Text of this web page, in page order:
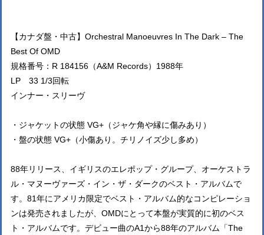
【カナダ盤・中古】Orchestral Manoeuvres In The Dark – The
Best Of OMD
規格番号：R 184156（A&M Records）1988年
LP 33 1/3回転
インナー・スリーヴ
・ジャケットの状態 VG+（ジャケ角や縁に傷みあり）
・盤の状態 VG+（小傷あり。チリノイズ少し多め）
88年リリース、イギリスのエレポップ・グループ、オーケストラ
ル・マヌーヴァーズ・イン・ザ・ダークのベスト・アルバムで
す。81年にアメリカ限定でベスト・アルバム的なコンピレーショ
ンは発売されましたが、OMDにとって本盤が実質的に初のベス
ト・アルバムです。デビュー曲のA1から88年のアルバム「The